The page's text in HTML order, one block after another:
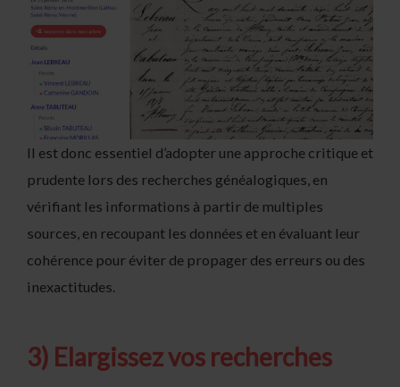
Il est donc essentiel d’adopter une approche critique et
prudente lors des recherches généalogiques, en
vérifiant les informations à partir de multiples
sources, en recoupant les données et en évaluant leur
cohérence pour éviter de propager des erreurs ou des
inexactitudes.
3) Elargissez vos recherches